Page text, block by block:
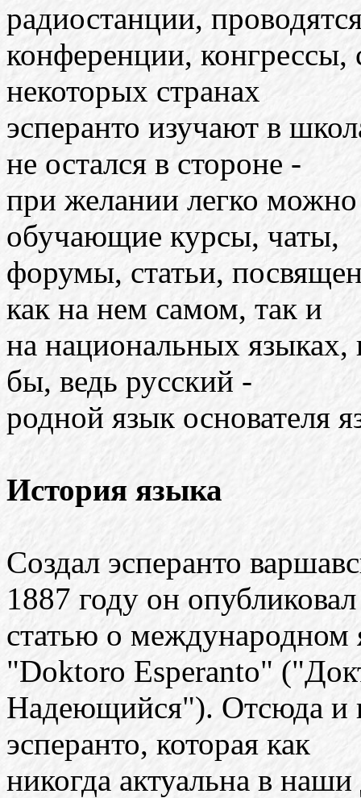
радиостанции,
конференции, конгрессы,
некоторых странах
эсперанто изучают в
не остался в стороне -
при желании легко
обучающие курсы, чаты,
форумы, статьи,
как на нем самом, так и
на национальных
бы, ведь русский -
родной язык основателя
История языка
Создал эсперанто
1887 году он опубликовал
статью о международном
"Doktoro Esperanto"
Надеющийся"). Отсюда и
эсперанто, которая как
никогда актуальна в